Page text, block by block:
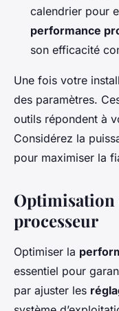
calendrier pour
performance
son efficacité
Une fois votre
des paramètres.
outils répondent à
Considérez la
pour maximiser la
Optimisation
processeur
Optimiser la
essentiel pour
par ajuster les